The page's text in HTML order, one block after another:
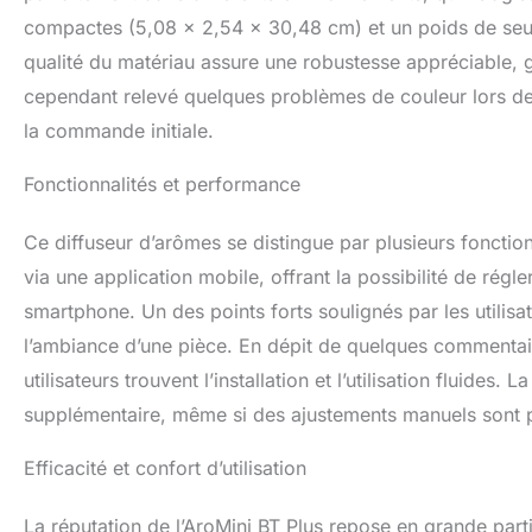
de diffusion d'air
essentielles, de
thérapeutiques,
alcool
Facile à installer,
AromaTech (non
BT sans eau
(Remarque : les
technologie de
obstruobstrué et
auparavant :
compactes (5,08 x 2,54 x 30,48 cm) et un poids de
qualité du matériau assure une robustesse
cependant relevé quelques problèmes de couleur lors
la commande initiale.
Fonctionnalités et performance
Ce diffuseur d’arômes se distingue par plusieurs
via une application mobile, offrant la possibilité de
smartphone. Un des points forts soulignés par les
l’ambiance d’une pièce. En dépit de quelques
utilisateurs trouvent l’installation et l’utilisation fluides.
supplémentaire, même si des ajustements manuels
Efficacité et confort d’utilisation
La réputation de l’AroMini BT Plus repose en grande